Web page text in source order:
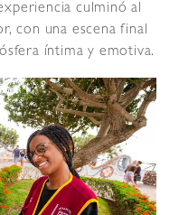
culminó al
con una escena final
íntima y emotiva.